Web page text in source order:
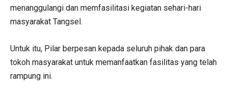
menanggulangi dan memfasilitasi kegiatan sehari-hari
masyarakat Tangsel.
Untuk itu, Pilar berpesan kepada seluruh pihak dan para
tokoh masyarakat untuk memanfaatkan fasilitas yang telah
rampung ini.